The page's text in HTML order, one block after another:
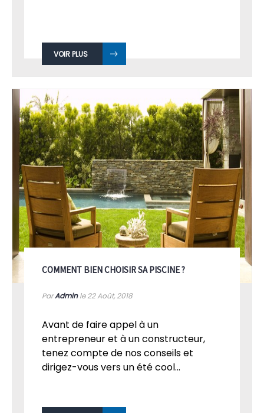
VOIR PLUS
COMMENT BIEN CHOISIR SA PISCINE ?
ParAdminle 22Août, 2018
Avant de faire appel à un
entrepreneur et à un constructeur,
tenez compte de nos conseils et
dirigez-vous vers un été cool...